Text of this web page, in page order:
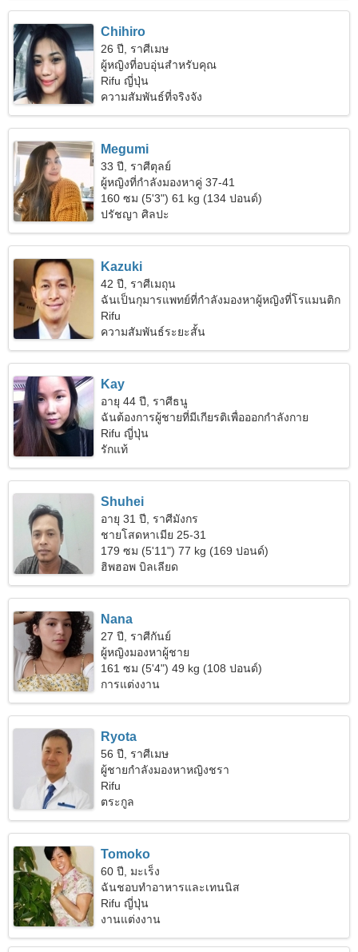
Chihiro
26 ปี, ราศีเมษ
ผู้หญิงที่อบอุ่นสำหรับคุณ
Rifu ญี่ปุ่น
ความสัมพันธ์ที่จริงจัง
Megumi
33 ปี, ราศีตุลย์
ผู้หญิงที่กำลังมองหาคู่ 37-41
160 ซม (5'3") 61 kg (134 ปอนด์)
ปรัชญา ศิลปะ
Kazuki
42 ปี, ราศีเมถุน
ฉันเป็นกุมารแพทย์ที่กำลังมองหาผู้หญิงที่โรแมนติก
Rifu
ความสัมพันธ์ระยะสั้น
Kay
อายุ 44 ปี, ราศีธนู
ฉันต้องการผู้ชายที่มีเกียรติเพื่อออกกำลังกาย
Rifu ญี่ปุ่น
รักแท้
Shuhei
อายุ 31 ปี, ราศีมังกร
ชายโสดหาเมีย 25-31
179 ซม (5'11") 77 kg (169 ปอนด์)
ฮิพฮอพ บิลเลียด
Nana
27 ปี, ราศีกันย์
ผู้หญิงมองหาผู้ชาย
161 ซม (5'4") 49 kg (108 ปอนด์)
การแต่งงาน
Ryota
56 ปี, ราศีเมษ
ผู้ชายกำลังมองหาหญิงชรา
Rifu
ตระกูล
Tomoko
60 ปี, มะเร็ง
ฉันชอบทำอาหารและเทนนิส
Rifu ญี่ปุ่น
งานแต่งงาน